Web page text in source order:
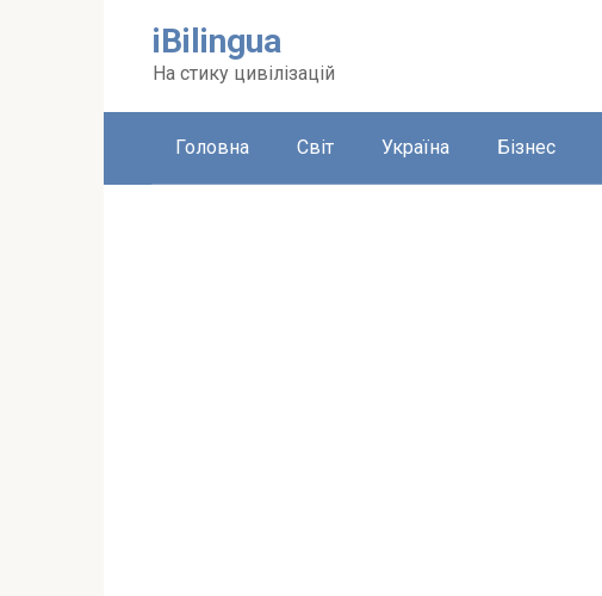
iBilingua
На стику цивілізацій
Головна Світ Україна Бізнес